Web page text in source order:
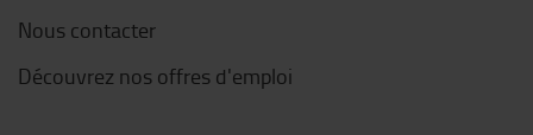
Nous contacter
Découvrez nos offres d'emploi